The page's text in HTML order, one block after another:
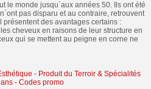
le monde jusqu´aux années 50. Ils ont été
pas disparu et au contraire, retrouvent
présentent des avantages certains :
cheveux en raisons de leur structure en
qui se mettent au peigne en corne ne
- Produit du Terroir & Spécialités
- Codes promo